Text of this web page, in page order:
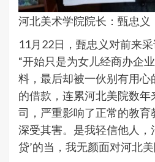
河北美术学院院长：甄忠义
11月22日，甄忠义对前来
“开始只是为女儿经商办企
料，最后却被一伙别有用
的借款，连累河北美院数
司，严重影响了正常的教
深受其害。是我轻信他人，
贷’的当，我无颜面对河北